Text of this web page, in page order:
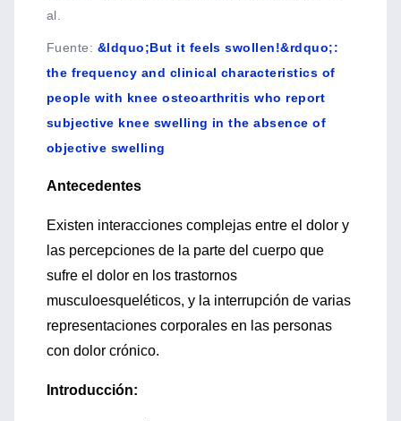
al.
Fuente: &ldquo;But it feels swollen!&rdquo;:
the frequency and clinical characteristics of
people with knee osteoarthritis who report
subjective knee swelling in the absence of
objective swelling
Antecedentes
Existen interacciones complejas entre el dolor y
las percepciones de la parte del cuerpo que
sufre el dolor en los trastornos
musculoesqueléticos, y la interrupción de varias
representaciones corporales en las personas
con dolor crónico.
Introducción: